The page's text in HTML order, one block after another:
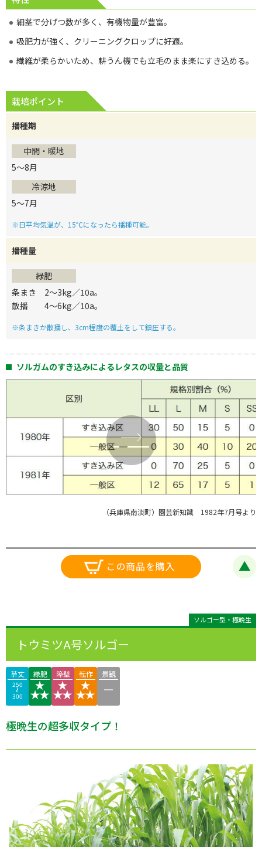
細茎で分げつ数が多く、有機物量が豊富。
吸肥力が強く、クリーニングクロップに好適。
繊維が柔らかいため、耕うん機でも立毛のまま楽にすき込める。
栽培ポイント
播種期
中間・暖地
5～8月
冷涼地
5～7月
※日平均気温が、15℃になったら播種可能。
播種量
緑肥
条まき 2～3kg／10a。
散播 4～6kg／10a。
※条まきか散播し、3cm程度の覆土をして鎮圧する。
ソルガムのすき込みによるレタスの収量と品質
（兵庫県南淡町）園芸新知識 1982年7月号より
ソルゴー型・極晩生
トウミツA号ソルゴー
草丈
250
300
緑肥 障壁 転作 景観
極晩生の超多収タイプ！